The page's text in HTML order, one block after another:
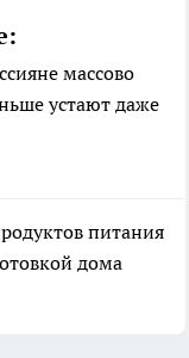
массово
устают даже
питания
дома